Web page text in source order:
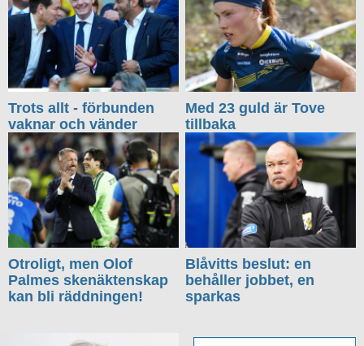
Trots allt - förbunden
vaknar och vänder
Med 23 guld är Tove
tillbaka
Otroligt, men Olof
Palmes skenäktenskap
kan bli räddningen!
Blåvitts beslut: en
behåller jobbet, en
sparkas